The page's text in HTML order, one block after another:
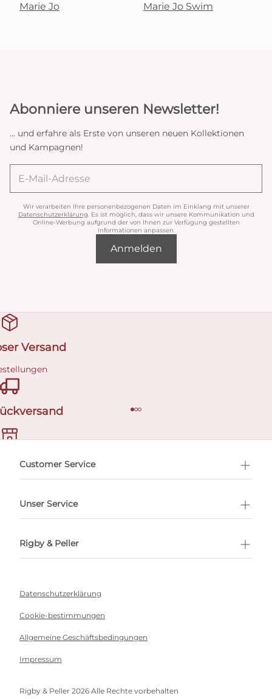
Marie Jo Marie Jo Swim
Abonniere unseren Newsletter!
... und erfahre als Erste von unseren neuen Kollektionen
und Kampagnen!
Wir verarbeiten Ihre personenbezogenen Daten im Einklang mit unserer
Datenschutzerklärung . Es ist möglich, dass wir unsere Kommunikation und
Online-Werbung aufgrund der von Ihnen zur Verfügung gestellten
Informationen anpassen.
Anmelden
Versand
buchen
Customer Service
Unser Service
Rigby & Peller
Datenschutzerklärung
Cookie-bestimmungen
Allgemeine Geschäftsbedingungen
Impressum
Rigby & Peller 2026 Alle Rechte vorbehalten